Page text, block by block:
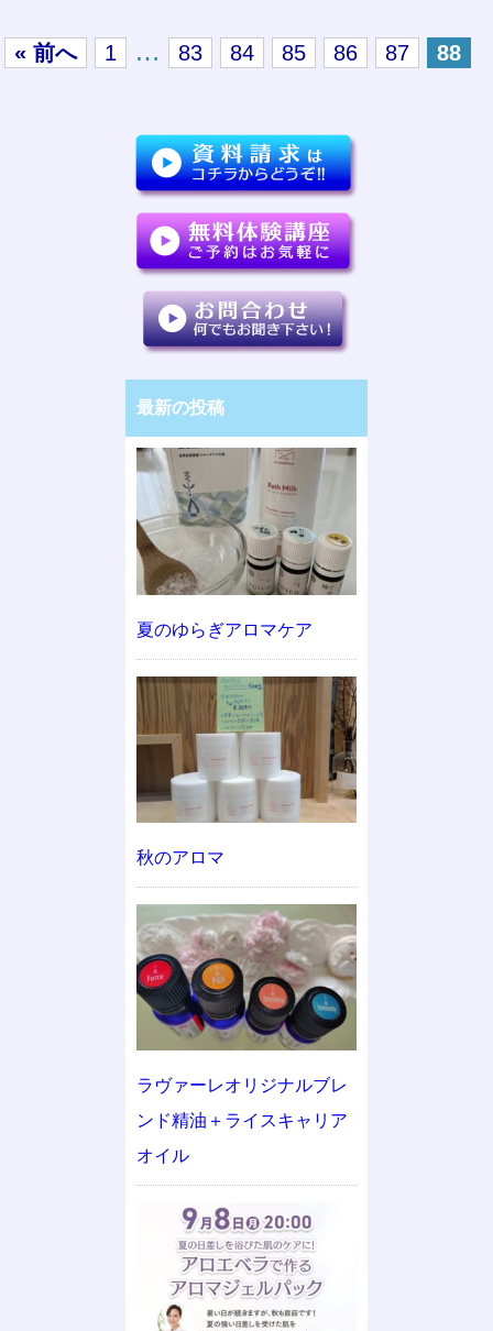
« 前へ 1 … 83 84 85 86 87 88
最新の投稿
夏のゆらぎアロマケア
秋のアロマ
ラヴァーレオリジナルブレ
ンド精油＋ライスキャリア
オイル